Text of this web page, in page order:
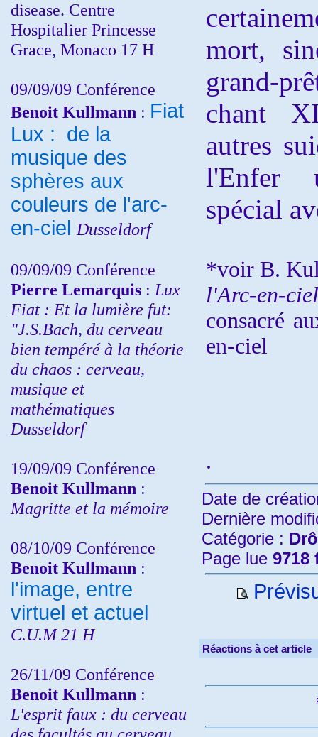
disease. Centre
Hospitalier Princesse
Grace, Monaco 17 H
09/09/09 Conférence
Benoit Kullmann : Fiat
Lux : de la
musique des
sphères aux
couleurs de l'arc-
en-ciel Dusseldorf
09/09/09 Conférence
Pierre Lemarquis : Lux
Fiat : Et la lumière fut:
"J.S.Bach, du cerveau
bien tempéré à la théorie
du chaos : cerveau,
musique et
mathématiques
Dusseldorf
19/09/09 Conférence
Benoit Kullmann :
Magritte et la mémoire
08/10/09 Conférence
Benoit Kullmann :
l'image, entre
virtuel et actuel
C.U.M 21 H
26/11/09 Conférence
Benoit Kullmann :
L'esprit faux : du cerveau
mort,
grand-
chant
autres
l'Enfer
spécial
*voir B.
l'Arc-en-
consacré
en-ciel
.
Date de
Dernière
Catégorie :
Page lue 9718
Réactions à cet article